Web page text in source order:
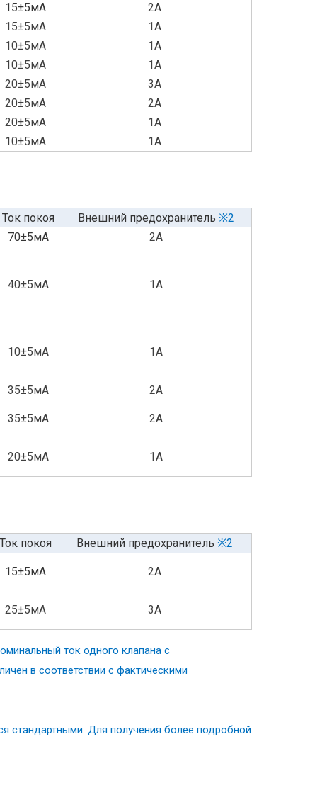
15±5мА
2A
15±5мА
1A
10±5мА
1A
10±5мА 1A
20±5мА
3A
20±5мА
2A
20±5мА
1A
10±5мА 1A
Ток покоя Внешний предохранитель ※2
70±5мА 2A
40±5мА
1A
10±5мА 1A
35±5мА 2A
35±5мА 2A
20±5мА 1A
Ток покоя Внешний предохранитель ※2
15±5мА 2A
25±5мА 3A
ток одного клапана с
в соответствии с фактическими
стандартными. Для получения более подробной